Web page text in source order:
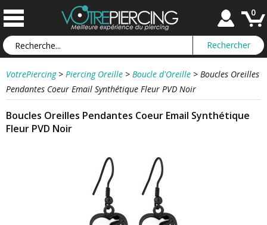
0
VotrePiercing > Piercing Oreille > Boucle d'Oreille > Boucles Oreilles
Pendantes Coeur Email Synthétique Fleur PVD Noir
Boucles Oreilles Pendantes Coeur Email Synthétique
Fleur PVD Noir